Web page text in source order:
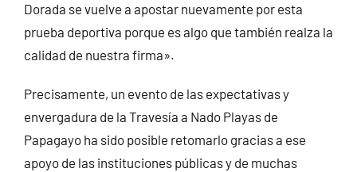
Dorada se vuelve a apostar nuevamente por esta
prueba deportiva porque es algo que también realza la
calidad de nuestra firma».
Precisamente, un evento de las expectativas y
envergadura de la Travesía a Nado Playas de
Papagayo ha sido posible retomarlo gracias a ese
apoyo de las instituciones públicas y de muchas